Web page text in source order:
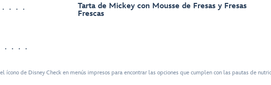
Tarta de Mickey con Mousse de Fresas y Fresas
Frescas
ícono de Disney Check en menús impresos para encontrar las opciones que cumplen con las pautas de